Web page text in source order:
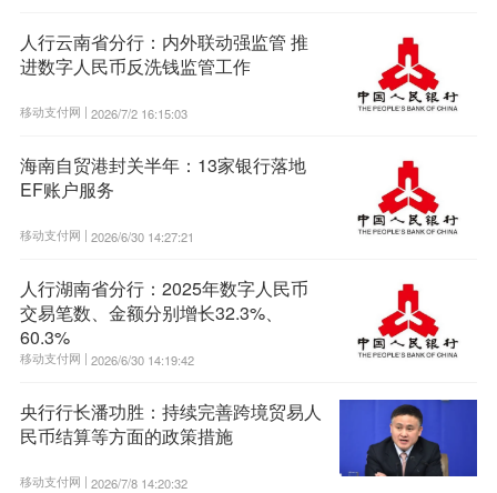
人行云南省分行：内外联动强监管 推
进数字人民币反洗钱监管工作
移动支付网 | 2026/7/2 16:15:03
海南自贸港封关半年：13家银行落地
EF账户服务
移动支付网 | 2026/6/30 14:27:21
人行湖南省分行：2025年数字人民币
交易笔数、金额分别增长32.3%、
60.3%
移动支付网 | 2026/6/30 14:19:42
央行行长潘功胜：持续完善跨境贸易人
民币结算等方面的政策措施
移动支付网 | 2026/7/8 14:20:32